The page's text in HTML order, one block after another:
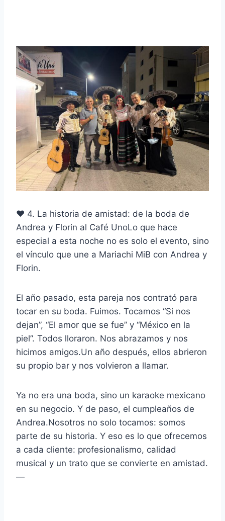
❤️ 4. La historia de amistad: de la boda de
Andrea y Florin al Café UnoLo que hace
especial a esta noche no es solo el evento, sino
el vínculo que une a Mariachi MiB con Andrea y
Florin.
El año pasado, esta pareja nos contrató para
tocar en su boda. Fuimos. Tocamos “Si nos
dejan”, “El amor que se fue” y “México en la
piel”. Todos lloraron. Nos abrazamos y nos
hicimos amigos.Un año después, ellos abrieron
su propio bar y nos volvieron a llamar.
Ya no era una boda, sino un karaoke mexicano
en su negocio. Y de paso, el cumpleaños de
Andrea.Nosotros no solo tocamos: somos
parte de su historia. Y eso es lo que ofrecemos
a cada cliente: profesionalismo, calidad
musical y un trato que se convierte en amistad.
—